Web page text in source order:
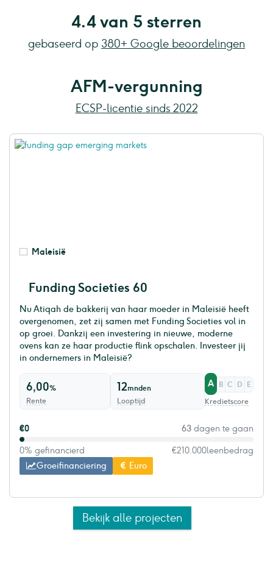
4.4 van 5 sterren
gebaseerd op 380+ Google beoordelingen
AFM-vergunning
ECSP-licentie sinds 2022
Maleisië
Funding Societies 60
Nu Atiqah de bakkerij van haar moeder in Maleisië heeft
overgenomen, zet zij samen met Funding Societies vol in
op groei. Dankzij een investering in nieuwe, moderne
ovens kan ze haar productie flink opschalen. Investeer jij
in ondernemers in Maleisië?
6,00%
Rente
12mnden
Looptijd
A B C D
E
Kredietscore
Groeifinanciering Euro
€0 63 dagen te gaan
0% gefinancierd €210.000leenbedrag
Bekijk alle projecten